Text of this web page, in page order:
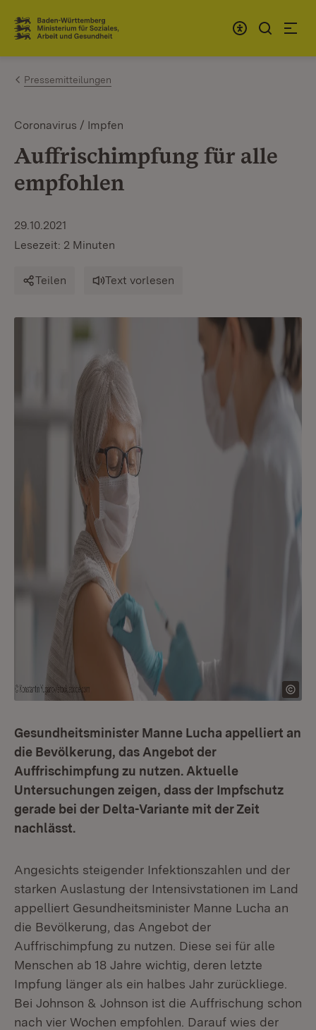
Zum Inhalt springen
Link zur Startseite
Pressemitteilungen
Coronavirus / Impfen
Auffrischimpfung für alle
empfohlen
29.10.2021
Lesezeit: 2 Minuten
Teilen Text vorlesen
Gesundheitsminister Manne Lucha appelliert an
die Bevölkerung, das Angebot der
Auffrischimpfung zu nutzen. Aktuelle
Untersuchungen zeigen, dass der Impfschutz
gerade bei der Delta-Variante mit der Zeit
nachlässt.
Angesichts steigender Infektionszahlen und der
starken Auslastung der Intensivstationen im Land
appelliert Gesundheitsminister Manne Lucha an
die Bevölkerung, das Angebot der
Auffrischimpfung zu nutzen. Diese sei für alle
Menschen ab 18 Jahre wichtig, deren letzte
Impfung länger als ein halbes Jahr zurückliege.
Bei Johnson & Johnson ist die Auffrischung schon
nach vier Wochen empfohlen. Darauf wies der